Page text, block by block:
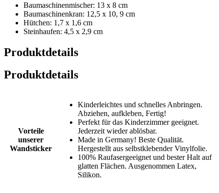
Baumaschinenmischer: 13 x 8 cm
Baumaschinenkran: 12,5 x 10, 9 cm
Hütchen: 1,7 x 1,6 cm
Steinhaufen: 4,5 x 2,9 cm
Produktdetails
Produktdetails
Vorteile
unserer
Wandsticker
Kinderleichtes und schnelles Anbringen.
Abziehen, aufkleben, Fertig!
Perfekt für das Kinderzimmer geeignet.
Jederzeit wieder ablösbar.
Made in Germany! Beste Qualität.
Hergestellt aus selbstklebender Vinylfolie.
100% Raufasergeeignet und bester Halt auf
glatten Flächen. Ausgenommen Latex,
Silikon.